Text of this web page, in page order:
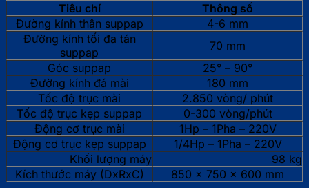
Tiêu chí
Thông số
Đường kính thân suppap
4-6 mm
Đường kính tối đa tán
suppap
70 mm
Góc suppap
25° – 90°
Đường kính đá mài
180 mm
Tốc độ trục mài
2.850 vòng/ phút
Tốc độ trục kẹp suppap
0-300 vòng/phút
Động cơ trục mài
1Hp – 1Pha – 220V
Động cơ trục kẹp suppap
1/4Hp – 1Pha – 220V
Khối lượng máy
98 kg
Kích thước máy (DxRxC)
850 x 750 x 600 mm